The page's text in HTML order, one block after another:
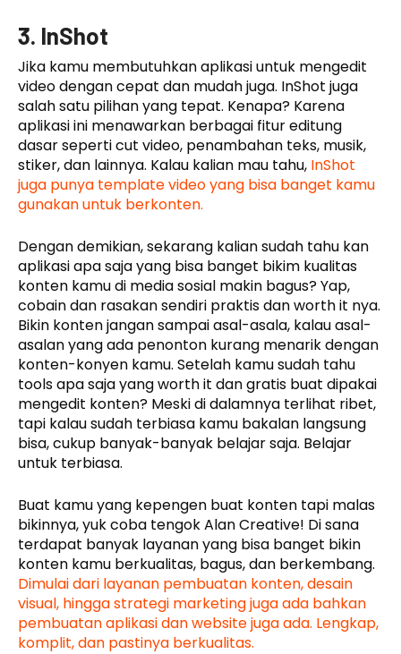
3. InShot
Jika kamu membutuhkan aplikasi untuk mengedit
video dengan cepat dan mudah juga. InShot juga
salah satu pilihan yang tepat. Kenapa? Karena
aplikasi ini menawarkan berbagai fitur editung
dasar seperti cut video, penambahan teks, musik,
stiker, dan lainnya. Kalau kalian mau tahu, InShot
juga punya template video yang bisa banget kamu
gunakan untuk berkonten.
Dengan demikian, sekarang kalian sudah tahu kan
aplikasi apa saja yang bisa banget bikim kualitas
konten kamu di media sosial makin bagus? Yap,
cobain dan rasakan sendiri praktis dan worth it nya.
Bikin konten jangan sampai asal-asala, kalau asal-
asalan yang ada penonton kurang menarik dengan
konten-konyen kamu. Setelah kamu sudah tahu
tools apa saja yang worth it dan gratis buat dipakai
mengedit konten? Meski di dalamnya terlihat ribet,
tapi kalau sudah terbiasa kamu bakalan langsung
bisa, cukup banyak-banyak belajar saja. Belajar
untuk terbiasa.
Buat kamu yang kepengen buat konten tapi malas
bikinnya, yuk coba tengok Alan Creative! Di sana
terdapat banyak layanan yang bisa banget bikin
konten kamu berkualitas, bagus, dan berkembang.
Dimulai dari layanan pembuatan konten, desain
visual, hingga strategi marketing juga ada bahkan
pembuatan aplikasi dan website juga ada. Lengkap,
komplit, dan pastinya berkualitas.